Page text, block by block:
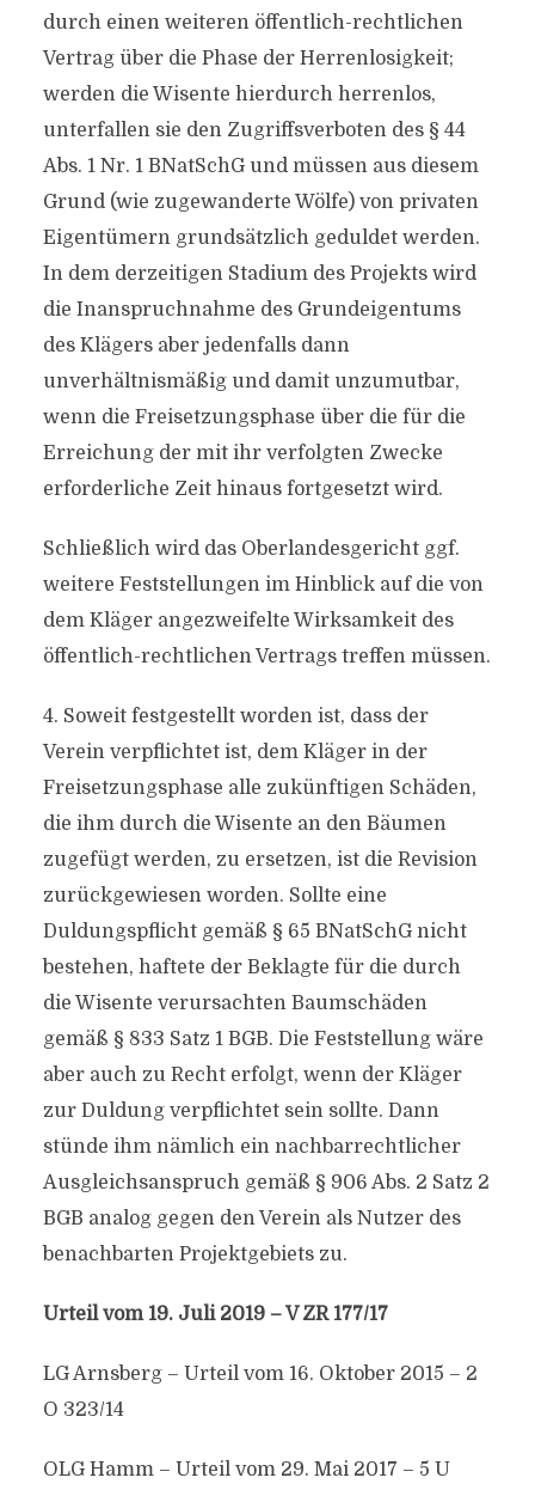
durch einen weiteren öffentlich-rechtlichen
Vertrag über die Phase der Herrenlosigkeit;
werden die Wisente hierdurch herrenlos,
unterfallen sie den Zugriffsverboten des § 44
Abs. 1 Nr. 1 BNatSchG und müssen aus diesem
Grund (wie zugewanderte Wölfe) von privaten
Eigentümern grundsätzlich geduldet werden.
In dem derzeitigen Stadium des Projekts wird
die Inanspruchnahme des Grundeigentums
des Klägers aber jedenfalls dann
unverhältnismäßig und damit unzumutbar,
wenn die Freisetzungsphase über die für die
Erreichung der mit ihr verfolgten Zwecke
erforderliche Zeit hinaus fortgesetzt wird.
Schließlich wird das Oberlandesgericht ggf.
weitere Feststellungen im Hinblick auf die von
dem Kläger angezweifelte Wirksamkeit des
öffentlich-rechtlichen Vertrags treffen müssen.
4. Soweit festgestellt worden ist, dass der
Verein verpflichtet ist, dem Kläger in der
Freisetzungsphase alle zukünftigen Schäden,
die ihm durch die Wisente an den Bäumen
zugefügt werden, zu ersetzen, ist die Revision
zurückgewiesen worden. Sollte eine
Duldungspflicht gemäß § 65 BNatSchG nicht
bestehen, haftete der Beklagte für die durch
die Wisente verursachten Baumschäden
gemäß § 833 Satz 1 BGB. Die Feststellung wäre
aber auch zu Recht erfolgt, wenn der Kläger
zur Duldung verpflichtet sein sollte. Dann
stünde ihm nämlich ein nachbarrechtlicher
Ausgleichsanspruch gemäß § 906 Abs. 2 Satz 2
BGB analog gegen den Verein als Nutzer des
benachbarten Projektgebiets zu.
Urteil vom 19. Juli 2019 – V ZR 177/17
LG Arnsberg – Urteil vom 16. Oktober 2015 – 2
O 323/14
OLG Hamm – Urteil vom 29. Mai 2017 – 5 U